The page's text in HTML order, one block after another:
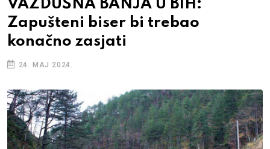
VAZDUŠNA BANJA U BIH:
Zapušteni biser bi trebao
konačno zasjati
24. MAJ 2024.